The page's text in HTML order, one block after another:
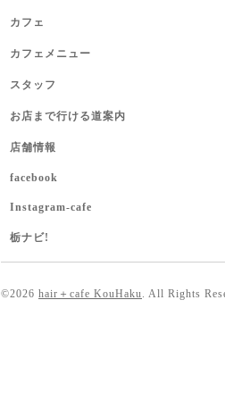
カフェ
カフェメニュー
スタッフ
お店まで行ける道案内
店舗情報
facebook
Instagram-cafe
栃ナビ!
©2026 hair＋cafe KouHaku. All Rights